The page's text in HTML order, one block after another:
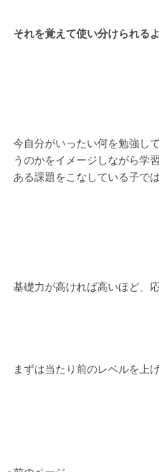
それを覚えて使い分けられる
今自分がいったい何を勉強し
うのかをイメージしながら学
ある課題をこなしている子で
基礎力が高ければ高いほど、
まずは当たり前のレベルを上